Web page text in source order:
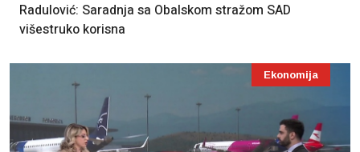
Radulović: Saradnja sa Obalskom stražom SAD
višestruko korisna
Ekonomija